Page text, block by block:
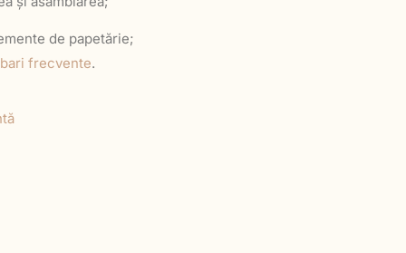
de papetărie;
frecvente.